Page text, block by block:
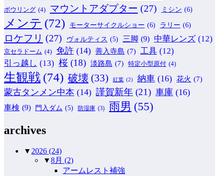
ボウリング (4) マウントアダプター (27) ミシン (6)
メンテ (72) モーターサイクルショー (6) ラリー (6)
ロケフリ (27) ヴォルティス (5) 三脚 (9) 中華レンズ (12)
京セラドーム (4) 免許 (14) 善入寺島 (7) 工具 (12)
引っ越し (13) 桜 (18) 淡路島 (7) 特定小型原付 (4)
生観戦 (74) 破壊 (33) 紅葉 (2) 納車 (16) 花火 (7)
蒙古タンメン中本 (14) 謹賀新年 (21) 車庫 (16)
車検 (9) 門入ダム (5) 防湿庫 (3) 雨男 (55)
archives
▼ 2026 (24)
▼8月 (2)
アームレスト補強